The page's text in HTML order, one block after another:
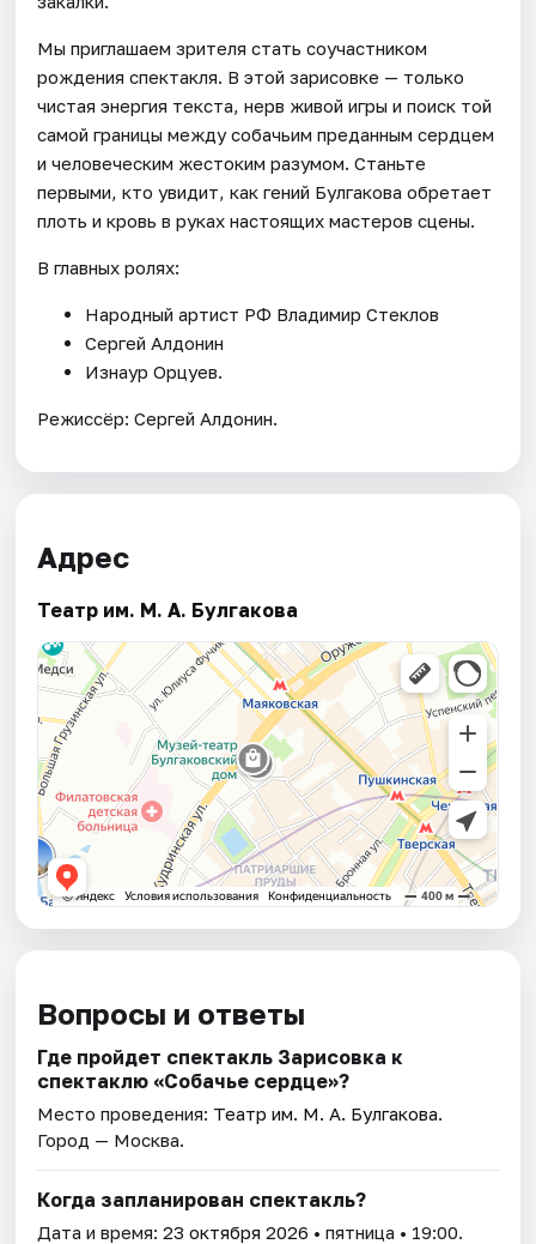
Мы приглашаем зрителя стать соучастником
рождения спектакля. В этой зарисовке — только
чистая энергия текста, нерв живой игры и поиск той
самой границы между собачьим преданным сердцем
и человеческим жестоким разумом. Станьте
первыми, кто увидит, как гений Булгакова обретает
плоть и кровь в руках настоящих мастеров сцены.
В главных ролях:
Народный артист РФ Владимир Стеклов
Сергей Алдонин
Изнаур Орцуев.
Режиссёр: Сергей Алдонин.
Адрес
Театр им. М. А. Булгакова
Вопросы и ответы
Где пройдет спектакль Зарисовка к
спектаклю «Собачье сердце»?
Место проведения: Театр им. М. А. Булгакова.
Город — Москва.
Когда запланирован спектакль?
Дата и время:23 октября 2026 • пятница • 19:00.